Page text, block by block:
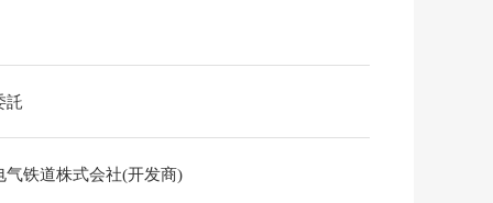
託
气铁道株式会社(开发商)